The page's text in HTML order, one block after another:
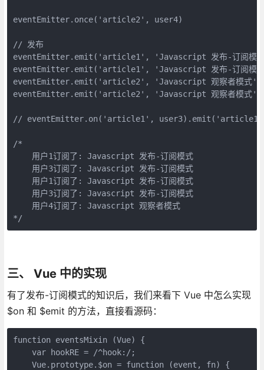
eventEmitter.once('article2', user4)
// 发布
eventEmitter.emit('article1', 'Javascript 发布-订阅模
eventEmitter.emit('article1', 'Javascript 发布-订阅模
eventEmitter.emit('article2', 'Javascript 观察者模式
eventEmitter.emit('article2', 'Javascript 观察者模式
// eventEmitter.on('article1',
/*
    用户1订阅了: Javascript 发布-订阅模式
    用户3订阅了: Javascript 发布-订阅模式
    用户1订阅了: Javascript 发布-订阅模式
    用户3订阅了: Javascript 发布-订阅模式
    用户4订阅了: Javascript 观察者模式
*/
三、 Vue 中的实现
有了发布-订阅模式的知识后，我们来看下 Vue 中怎么实现
$on 和 $emit 的方法，直接看源码：
function eventsMixin (Vue) {
    var hookRE = /^hook:/;
    Vue.prototype.$on = function (event, fn) {